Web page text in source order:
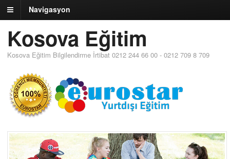
Navigasyon
Kosova Eğitim
Kosova Eğitim Bilgilendirme İrtibat 0212 244 66 00 - 0212 709 8 709